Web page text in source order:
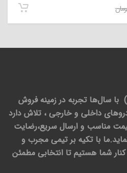
(لنت 733) با سال‌ها تجربه در زمینه فروش
داخلی و خارجی ، تلاش دارد
مناسب و ارسال سریع،رضایت
با تکیه بر تیمی مجرب و
شما هستیم تا انتخابی مطمئن